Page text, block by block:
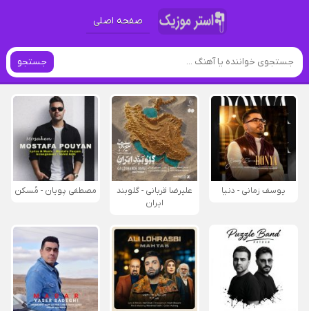
صفحه اصلی
جستجو
یوسف زمانی - دنیا
علیرضا قربانی - گلوبند
ایران
مصطفی پویان - مُسکن